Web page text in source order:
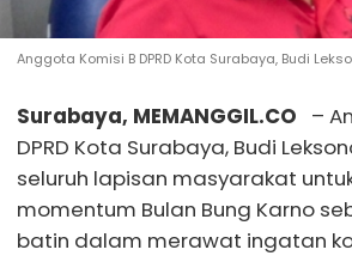
Anggota Komisi B DPRD Kota Surabaya, Budi
Surabaya, MEMANGGIL.CO –
DPRD Kota Surabaya, Budi
seluruh lapisan masyarakat
momentum Bulan Bung Karno
batin dalam merawat ingatan